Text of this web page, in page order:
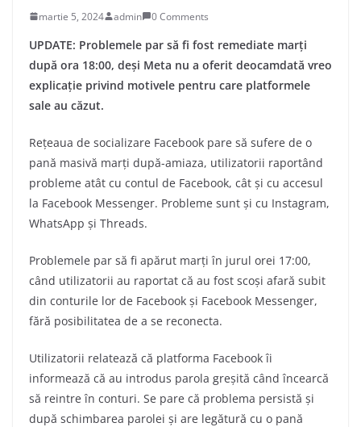
martie 5, 2024 admin 0 Comments
UPDATE: Problemele par să fi fost remediate marți
după ora 18:00, deși Meta nu a oferit deocamdată vreo
explicație privind motivele pentru care platformele
sale au căzut.
Rețeaua de socializare Facebook pare să sufere de o
pană masivă marți după-amiaza, utilizatorii raportând
probleme atât cu contul de Facebook, cât și cu accesul
la Facebook Messenger. Probleme sunt și cu Instagram,
WhatsApp și Threads.
Problemele par să fi apărut marți în jurul orei 17:00,
când utilizatorii au raportat că au fost scoși afară subit
din conturile lor de Facebook și Facebook Messenger,
fără posibilitatea de a se reconecta.
Utilizatorii relatează că platforma Facebook îi
informează că au introdus parola greșită când încearcă
să reintre în conturi. Se pare că problema persistă și
după schimbarea parolei și are legătură cu o pană